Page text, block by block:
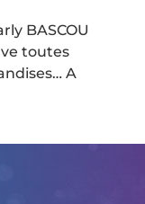
BASCOU
toutes
A